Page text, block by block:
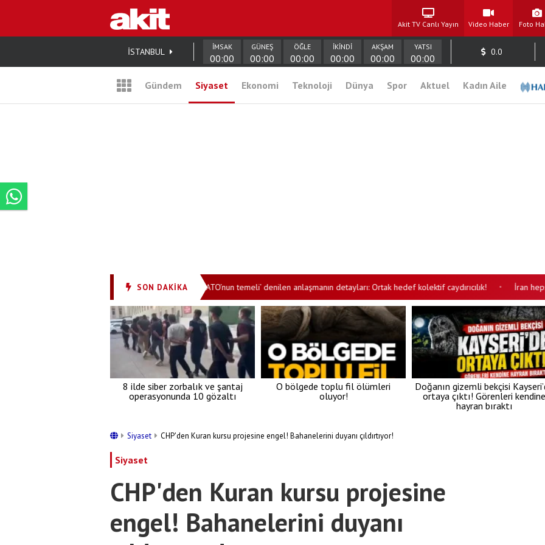
Akit TV Canlı Yayın Video Haber Foto
İSTANBUL İMSAK
00:00
GÜNEŞ
00:00
ÖĞLE
00:00
İKİNDİ
00:00
AKŞAM
00:00
YATSI
00:00
0.0
Gündem Siyaset Ekonomi Teknoloji Dünya Spor Aktuel Kadın Aile
SON DAKİKA
İşte ‘İslami NATO’nun temeli’ denilen anlaşmanın detayları: Ortak hedef kolektif caydırıcılık! • İran hepsini
8 ilde siber zorbalık ve şantaj
operasyonunda 10 gözaltı
O bölgede toplu fil ölümleri
oluyor!
Doğanın gizemli bekçisi
ortaya çıktı! Görenleri kendine
hayran bıraktı
Siyaset CHP'den Kuran kursu projesine engel! Bahanelerini duyanı çıldırtıyor!
Siyaset
CHP'den Kuran kursu projesine
engel! Bahanelerini duyanı